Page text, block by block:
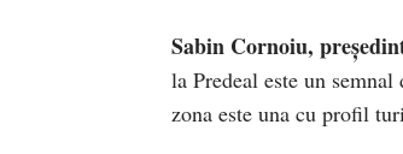
Sabin Cornoiu,
la Predeal este un
zona este una cu profil